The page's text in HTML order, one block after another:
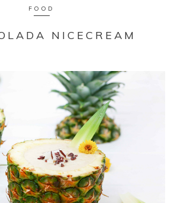
FOOD
NICECREAM